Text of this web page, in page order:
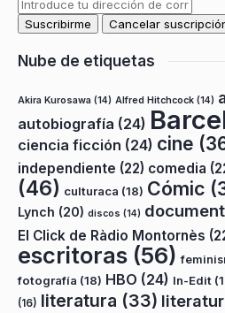
Nube de etiquetas
Akira Kurosawa (14) Alfred Hitchcock (14)
autobiografía (24)
ciencia ficción (24) cine
independiente (22) comedia
(46) culturaca (18) Cómic
Lynch (20) discos (14)
El Click de Ràdio Montornès
escritoras (56)
fotografía (18) HBO (24) In-Edit
(16) literatura (33)